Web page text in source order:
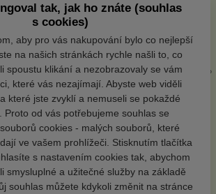
tak, jak ho znáte (souhlas
s cookies)
aby pro vás nakupování bylo co nejlepší
na našich stránkách rychle našli to, co
spoustu klikání a nezobrazovaly se vám
které vás nezajímají. Abyste web viděli
které jste zvyklí a nemuseli se pokaždé
Proto od vás potřebujeme souhlas se
cookies - malých souborů, které
ve vašem prohlížeči. Stisknutím tlačítka
s nastavením cookies tak, abychom
smysluplné a užitečné služby na základě
souhlas můžete kdykoli změnit na stránce